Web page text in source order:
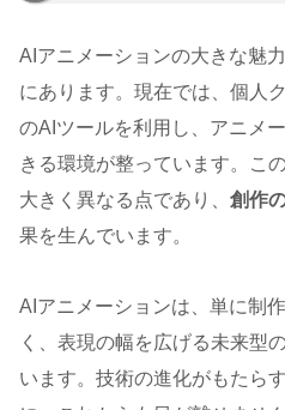
AIアニメーションの大きな魅
にあります。現在では、個人
のAIツールを利用し、アニメ
きる環境が整っています。こ
大きく異なる点であり、 創作
果を生んでいます。
AIアニメーションは、単に制
く、表現の幅を広げる未来型
います。技術の進化がもたら